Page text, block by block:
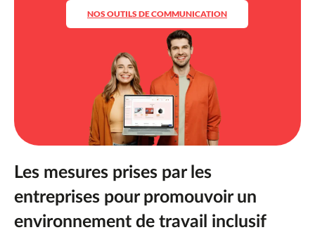
NOS OUTILS DE COMMUNICATION
Les mesures prises par les
entreprises pour promouvoir un
environnement de travail inclusif